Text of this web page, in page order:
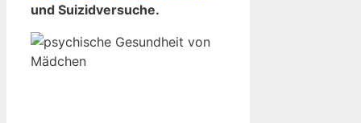
und Suizidversuche.